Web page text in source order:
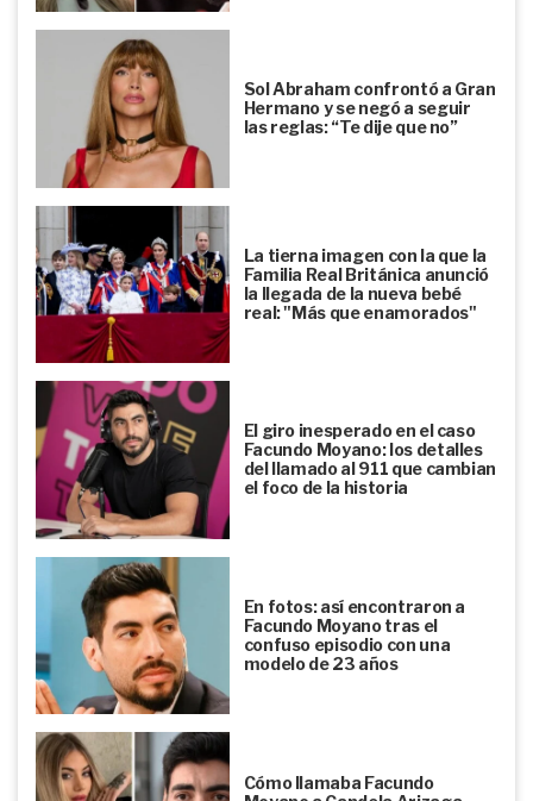
Sol Abraham confrontó a Gran
Hermano y se negó a seguir
las reglas: “Te dije que no”
La tierna imagen con la que la
Familia Real Británica anunció
la llegada de la nueva bebé
real: "Más que enamorados"
El giro inesperado en el caso
Facundo Moyano: los detalles
del llamado al 911 que cambian
el foco de la historia
En fotos: así encontraron a
Facundo Moyano tras el
confuso episodio con una
modelo de 23 años
Cómo llamaba Facundo